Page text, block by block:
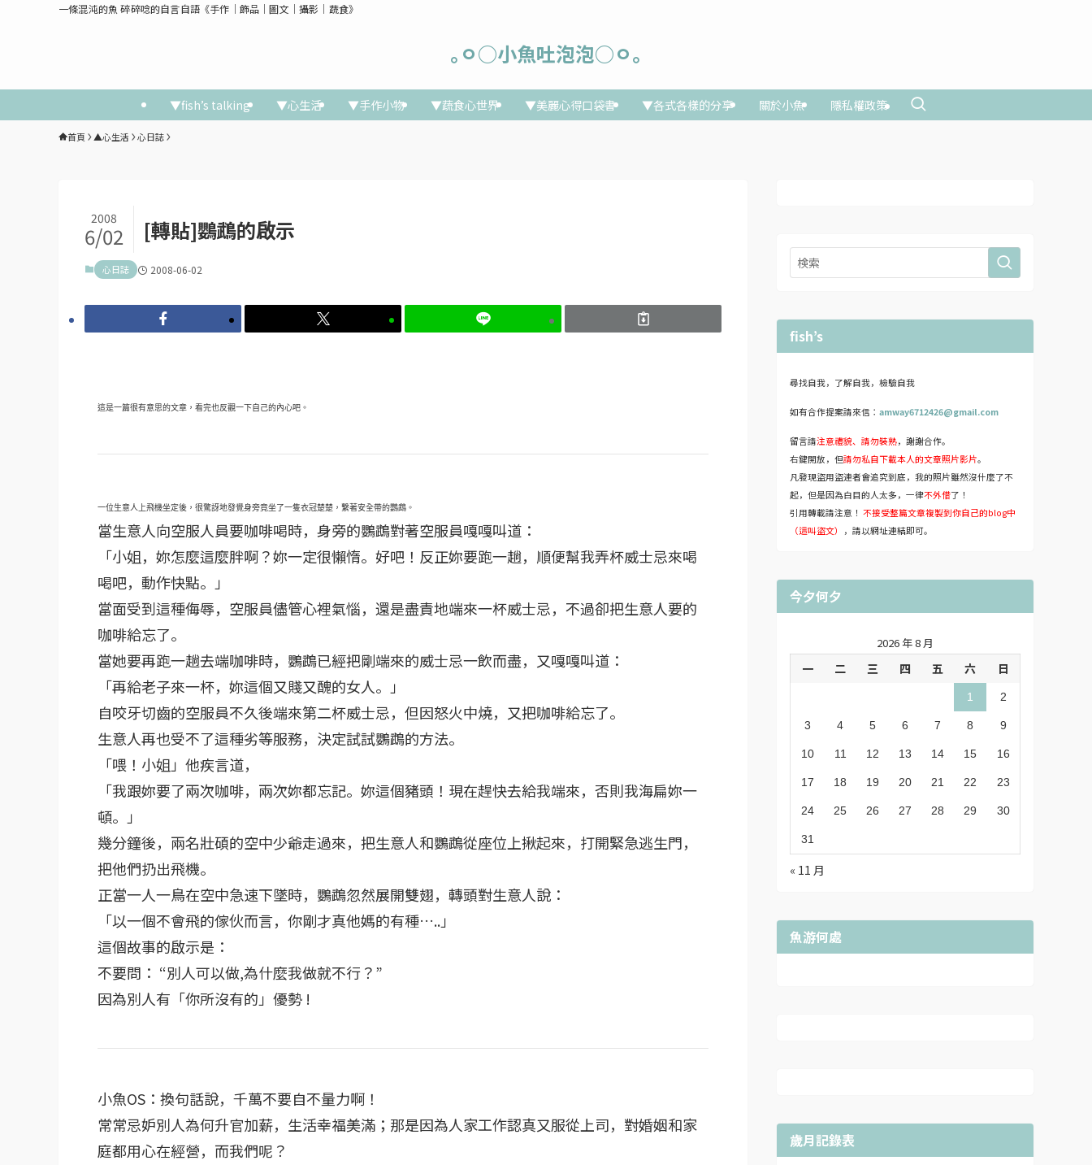
一條混沌的魚 碎碎唸的自言自語《手作│飾品│圖文│攝影│蔬食》
｡ㅇ○小魚吐泡泡○ㅇ｡
▼fish’s talking ▼心生活 ▼手作小物 ▼蔬食心世界 ▼美麗心得口袋書 ▼各式各樣的分享 關於小魚 隱私權政策
首頁 ▲心生活 心日誌
[轉貼]鸚鵡的啟示
2008
6/02
心日誌 2008-06-02
這是一篇很有意思的文章，看完也反觀一下自己的內心吧。
一位生意人上飛機坐定後，很驚訝地發覺身旁竟坐了一隻衣冠楚楚，繫著安全帶的鸚鵡。
當生意人向空服人員要咖啡喝時，身旁的鸚鵡對著空服員嘎嘎叫道：
「小姐，妳怎麼這麼胖啊？妳一定很懶惰。好吧！反正妳要跑一趟，順便幫我弄杯威士忌來喝
喝吧，動作快點。」
當面受到這種侮辱，空服員儘管心裡氣惱，還是盡責地端來一杯威士忌，不過卻把生意人要的
咖啡給忘了。
當她要再跑一趟去端咖啡時，鸚鵡已經把剛端來的威士忌一飲而盡，又嘎嘎叫道：
「再給老子來一杯，妳這個又賤又醜的女人。」
自咬牙切齒的空服員不久後端來第二杯威士忌，但因怒火中燒，又把咖啡給忘了。
生意人再也受不了這種劣等服務，決定試試鸚鵡的方法。
「喂！小姐」他疾言道，
「我跟妳要了兩次咖啡，兩次妳都忘記。妳這個豬頭！現在趕快去給我端來，否則我海扁妳一
頓。」
幾分鐘後，兩名壯碩的空中少爺走過來，把生意人和鸚鵡從座位上揪起來，打開緊急逃生門，
把他們扔出飛機。
正當一人一鳥在空中急速下墜時，鸚鵡忽然展開雙翅，轉頭對生意人說：
「以一個不會飛的傢伙而言，你剛才真他媽的有種…..」
這個故事的啟示是：
不要問： “別人可以做,為什麼我做就不行？”
因為別人有「你所沒有的」優勢 !
小魚OS：換句話說，千萬不要自不量力啊！
常常忌妒別人為何升官加薪，生活幸福美滿；那是因為人家工作認真又服從上司，對婚姻和家
庭都用心在經營，而我們呢？
fish’s
尋找自我，了解自我，檢驗自我
如有合作提案請來信： amway6712426@gmail.com
留言請注意禮貌、請勿裝熟，謝謝合作。
右鍵開放，但請勿私自下載本人的文章照片影片。
凡發現盜用盜連者會追究到底，我的照片雖然沒什麼了不
起，但是因為白目的人太多，一律不外借了！
引用轉載請注意！ 不接受整篇文章複製到你自己的blog中
（這叫盜文）
，請以網址連結即可。
今夕何夕
2026 年 8 月
一 二 三 四 五 六 日
1 2
3 4 5 6 7 8 9
10 11 12 13 14 15 16
17 18 19 20 21 22 23
24 25 26 27 28 29 30
31
« 11 月
魚游何處
歲月記錄表